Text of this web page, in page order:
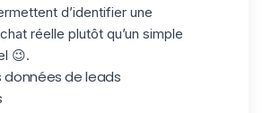
d’identifier une
réelle plutôt qu’un simple
😉.
de leads